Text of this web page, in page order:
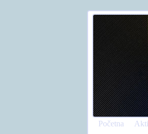
Početna